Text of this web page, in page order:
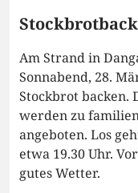
Am Strand in
Sonnabend, 28.
Stockbrot backen.
werden zu
angeboten. Los
etwa 19.30 Uhr.
gutes Wetter.